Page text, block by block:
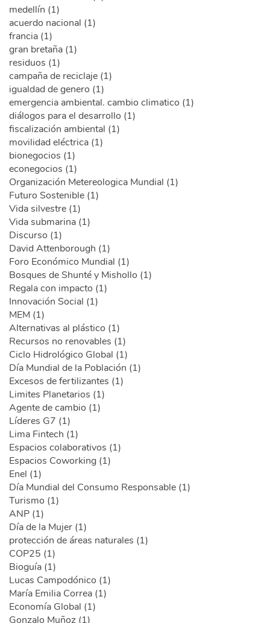
medellín (1)
acuerdo nacional (1)
francia (1)
gran bretaña (1)
residuos (1)
campaña de reciclaje (1)
igualdad de genero (1)
emergencia ambiental. cambio climatico (1)
diálogos para el desarrollo (1)
fiscalización ambiental (1)
movilidad eléctrica (1)
bionegocios (1)
econegocios (1)
Organización Metereologica Mundial (1)
Futuro Sostenible (1)
Vida silvestre (1)
Vida submarina (1)
Discurso (1)
David Attenborough (1)
Foro Económico Mundial (1)
Bosques de Shunté y Mishollo (1)
Regala con impacto (1)
Innovación Social (1)
MEM (1)
Alternativas al plástico (1)
Recursos no renovables (1)
Ciclo Hidrológico Global (1)
Día Mundial de la Población (1)
Excesos de fertilizantes (1)
Limites Planetarios (1)
Agente de cambio (1)
Líderes G7 (1)
Lima Fintech (1)
Espacios colaborativos (1)
Espacios Coworking (1)
Enel (1)
Día Mundial del Consumo Responsable (1)
Turismo (1)
ANP (1)
Día de la Mujer (1)
protección de áreas naturales (1)
COP25 (1)
Bioguía (1)
Lucas Campodónico (1)
María Emilia Correa (1)
Economía Global (1)
Gonzalo Muñoz (1)